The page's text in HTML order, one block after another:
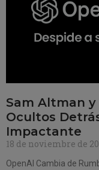
Sam Altman y
Ocultos
Impactante
18 de noviembre de
OpenAI Cambia de